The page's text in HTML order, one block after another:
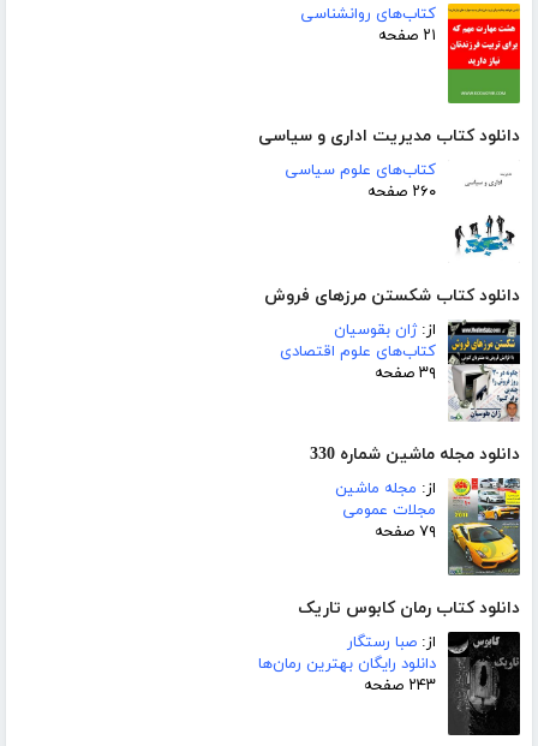
کتاب‌های روانشناسی
۲۱ صفحه
دانلود کتاب مدیریت اداری و سیاسی
کتاب‌های علوم سیاسی
۲۶۰ صفحه
دانلود کتاب شکستن مرزهای فروش
از:ژان بقوسیان
کتاب‌های علوم اقتصادی
۳۹ صفحه
دانلود مجله ماشین شماره 330
از: مجله ماشین
مجلات عمومی
۷۹ صفحه
دانلود کتاب رمان کابوس تاریک
از: صبا رستگار
دانلود رایگان بهترین رمان‌ها
۲۴۳ صفحه